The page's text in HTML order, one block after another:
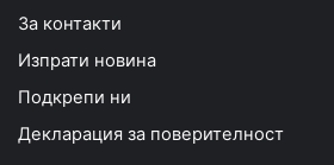
За контакти
Изпрати новина
Подкрепи ни
Декларация за поверителност